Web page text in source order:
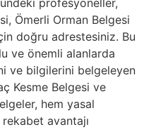
profesyoneller,
Ömerli Orman Belgesi
doğru adrestesiniz. Bu
ve önemli alanlarda
ve bilgilerini belgeleyen
Kesme Belgesi ve
hem yasal
avantajı